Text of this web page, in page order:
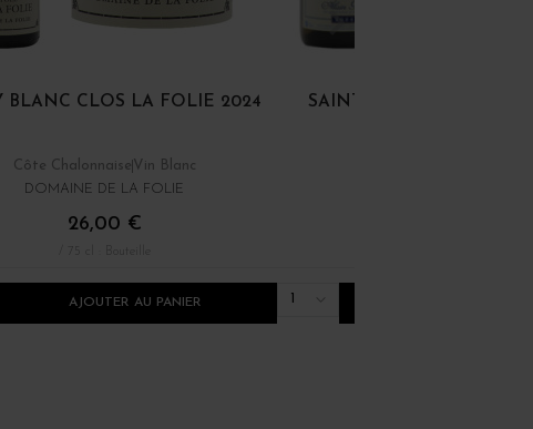
BLANC CLOS LA FOLIE 2024
Côte Chalonnaise Vin Blanc
DOMAINE DE LA FOLIE
26,00 €
AJOUTER AU PANIER
SAINT-ROMAIN BLANC